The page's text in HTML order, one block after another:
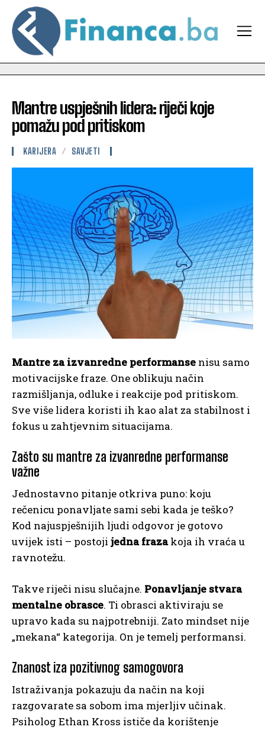
Mantre uspješnih lidera: riječi koje
pomažu pod pritiskom
KARIJERA SAVJETI
Mantre za izvanredne performanse nisu samo
motivacijske fraze. One oblikuju način
razmišljanja, odluke i reakcije pod pritiskom.
Sve više lidera koristi ih kao alat za stabilnost i
fokus u zahtjevnim situacijama.
Zašto su mantre za izvanredne performanse
važne
Jednostavno pitanje otkriva puno: koju
rečenicu ponavljate sami sebi kada je teško?
Kod najuspješnijih ljudi odgovor je gotovo
uvijek isti – postoji jedna frazakoja ih vraća u
ravnotežu.
Takve riječi nisu slučajne. Ponavljanje stvara
mentalne obrasce. Ti obrasci aktiviraju se
upravo kada su najpotrebniji. Zato mindset nije
„mekana“ kategorija. On je temelj performansi.
Znanost iza pozitivnog samogovora
Istraživanja pokazuju da način na koji
razgovarate sa sobom ima mjerljiv učinak.
Psiholog Ethan Kross ističe da korištenje